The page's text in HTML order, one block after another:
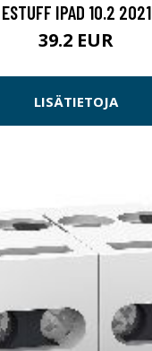
ESTUFF IPAD 10.2 2021
39.2 EUR
LISÄTIETOJA